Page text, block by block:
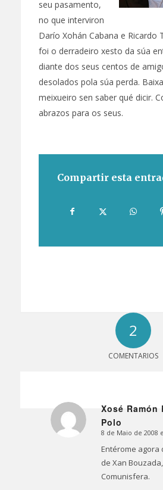
seu pasamento,
no que interviron
Darío Xohán Cabana e Ricardo
foi o derradeiro xesto da súa
diante dos seus centos de
desolados pola súa perda.
meixueiro sen saber qué dicir.
abrazos para os seus.
Compartir esta
2
COMENTARIOS
Xosé Ramón
Polo
Dice:
8 de Maio de 2008
Entérome agora
de Xan
Comunisfera.